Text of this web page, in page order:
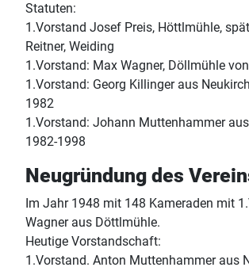
Statuten:
1.Vorstand Josef Preis, Höttlmühle,
Reitner, Weiding
1.Vorstand: Max Wagner, Döllmühle
1.Vorstand: Georg Killinger aus
1982
1.Vorstand: Johann Muttenhammer
1982-1998
Neugründung des
Im Jahr 1948 mit 148 Kameraden mit
Wagner aus Döttlmühle.
Heutige Vorstandschaft:
1.Vorstand. Anton Muttenhammer aus